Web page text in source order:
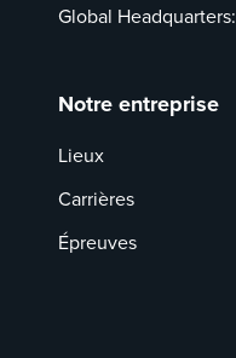
Global Headquarters:
Notre entreprise
Lieux
Carrières
Épreuves